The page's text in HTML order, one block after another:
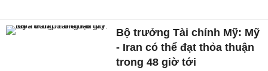
Bộ trưởng Tài chính Mỹ: Mỹ
- Iran có thể đạt thỏa thuận
trong 48 giờ tới